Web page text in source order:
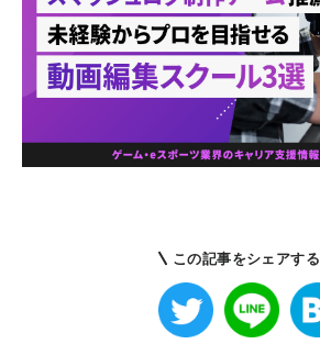
この記事をシェアする